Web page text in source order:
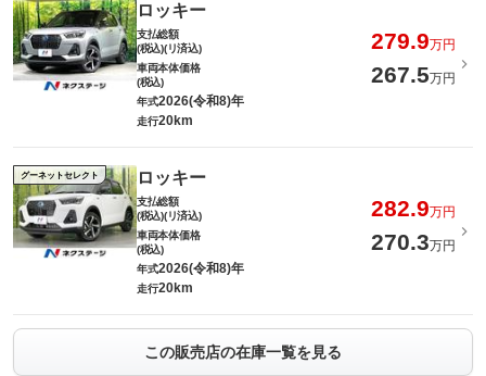
ロッキー
支払総額
(税込)(リ済込)
279.9万円
車両本体価格
(税込)
267.5万円
年式2026(令和8)年
走行20km
グーネットセレクト ロッキー
支払総額
(税込)(リ済込)
282.9万円
車両本体価格
(税込)
270.3万円
年式2026(令和8)年
走行20km
この販売店の在庫一覧を見る